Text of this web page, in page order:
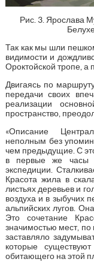
Рис. 3. Ярослава
Так как мы шли
видимости и
Ороктойской тропе, а
Двигаясь по
передачи своих
реализации
пространство,
«Описание
неполным без
чем предыдущие. С
в первые же часы
экспедиции.
Красота жила в
листьях деревьев и
воздуха и в зыбучих
альпийских лугов.
Это сочетание
значимостью мест,
заставляло
которые
обитающего на этой